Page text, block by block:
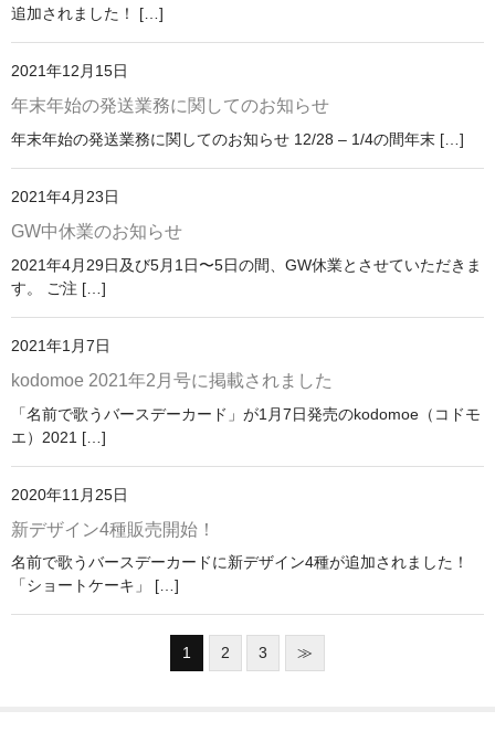
追加されました！ […]
2021年12月15日
年末年始の発送業務に関してのお知らせ
年末年始の発送業務に関してのお知らせ 12/28 – 1/4の間年末 […]
2021年4月23日
GW中休業のお知らせ
2021年4月29日及び5月1日〜5日の間、GW休業とさせていただきま
す。 ご注 […]
2021年1月7日
kodomoe 2021年2月号に掲載されました
「名前で歌うバースデーカード」が1月7日発売のkodomoe（コドモ
エ）2021 […]
2020年11月25日
新デザイン4種販売開始！
名前で歌うバースデーカードに新デザイン4種が追加されました！
「ショートケーキ」 […]
1 2 3 ≫